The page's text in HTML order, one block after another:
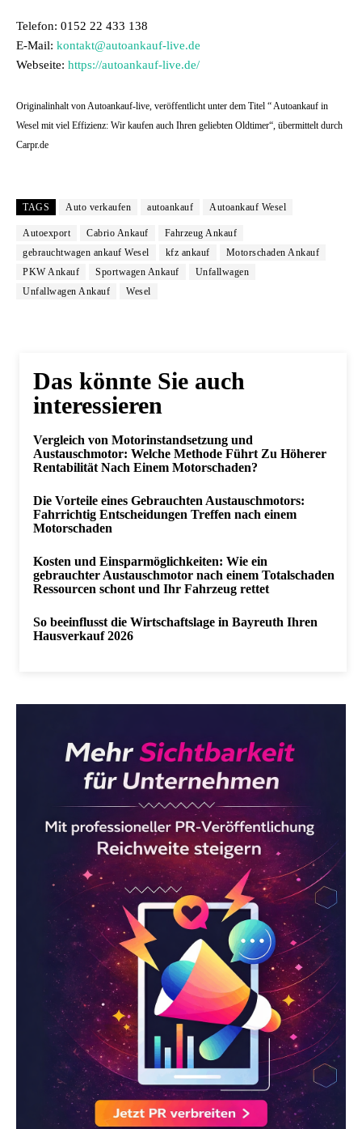
Telefon: 0152 22 433 138
E-Mail: kontakt@autoankauf-live.de
Webseite: https://autoankauf-live.de/
Originalinhalt von Autoankauf-live, veröffentlicht unter dem Titel “ Autoankauf in
Wesel mit viel Effizienz: Wir kaufen auch Ihren geliebten Oldtimer“, übermittelt durch
Carpr.de
TAGS Auto verkaufen autoankauf Autoankauf Wesel
Autoexport Cabrio Ankauf
Fahrzeug Ankauf
gebrauchtwagen ankauf Wesel
kfz ankauf
Motorschaden Ankauf
PKW Ankauf
Sportwagen Ankauf
Unfallwagen
Unfallwagen Ankauf
Wesel
Das könnte Sie auch
interessieren
Vergleich von Motorinstandsetzung und
Austauschmotor: Welche Methode Führt Zu Höherer
Rentabilität Nach Einem Motorschaden?
Die Vorteile eines Gebrauchten Austauschmotors:
Fahrrichtig Entscheidungen Treffen nach einem
Motorschaden
Kosten und Einsparmöglichkeiten: Wie ein
gebrauchter Austauschmotor nach einem Totalschaden
Ressourcen schont und Ihr Fahrzeug rettet
So beeinflusst die Wirtschaftslage in Bayreuth Ihren
Hausverkauf 2026